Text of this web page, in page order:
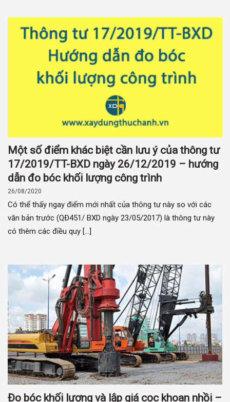
Một số điểm khác biệt cần lưu ý của thông tư
17/2019/TT-BXD ngày 26/12/2019 – hướng
dẫn đo bóc khối lượng công trình
26/08/2020
Có thể thấy ngay điểm mới nhất của thông tư này so với các
văn bản trước (QĐ451/ BXD ngày 23/05/2017) là thông tư này
có thêm các điều quy [...]
Đo bóc khối lượng và lập giá cọc khoan nhồi –